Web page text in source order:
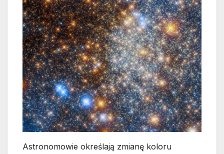
Astronomowie określają zmianę koloru